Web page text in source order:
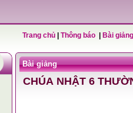
Trang chủ Thông báo Bài
Bài giảng
CHÚA NHẬT 6